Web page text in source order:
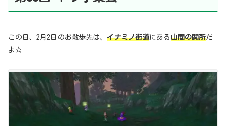
この日、2月2日のお散歩先は、 イナミノ街道にある山間の関所だ
よ☆